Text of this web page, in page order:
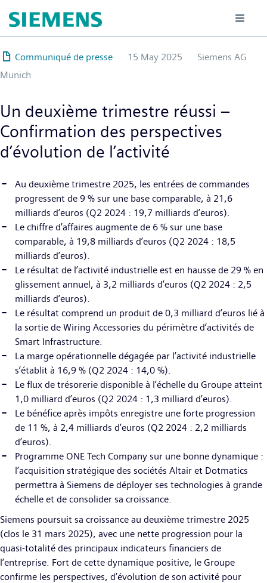
till
huvudinnehåll
Communiqué de presse
15 May 2025
Siemens AG
Munich
Un deuxième trimestre réussi –
Confirmation des perspectives
d’évolution de l’activité
Au deuxième trimestre 2025, les entrées de commandes
progressent de 9 % sur une base comparable, à 21,6
milliards d’euros (Q2 2024 : 19,7 milliards d’euros).
Le chiffre d’affaires augmente de 6 % sur une base
comparable, à 19,8 milliards d’euros (Q2 2024 : 18,5
milliards d’euros).
Le résultat de l’activité industrielle est en hausse de 29 % en
glissement annuel, à 3,2 milliards d’euros (Q2 2024 : 2,5
milliards d’euros).
Le résultat comprend un produit de 0,3 milliard d’euros lié à
la sortie de Wiring Accessories du périmètre d’activités de
Smart Infrastructure.
La marge opérationnelle dégagée par l’activité industrielle
s’établit à 16,9 % (Q2 2024 : 14,0 %).
Le flux de trésorerie disponible à l’échelle du Groupe atteint
1,0 milliard d’euros (Q2 2024 : 1,3 milliard d’euros).
Le bénéfice après impôts enregistre une forte progression
de 11 %, à 2,4 milliards d’euros (Q2 2024 : 2,2 milliards
d’euros).
Programme ONE Tech Company sur une bonne dynamique :
l’acquisition stratégique des sociétés Altair et Dotmatics
permettra à Siemens de déployer ses technologies à grande
échelle et de consolider sa croissance.
Siemens poursuit sa croissance au deuxième trimestre 2025
(clos le 31 mars 2025), avec une nette progression pour la
quasi-totalité des principaux indicateurs financiers de
l’entreprise. Fort de cette dynamique positive, le Groupe
confirme les perspectives, d’évolution de son activité pour